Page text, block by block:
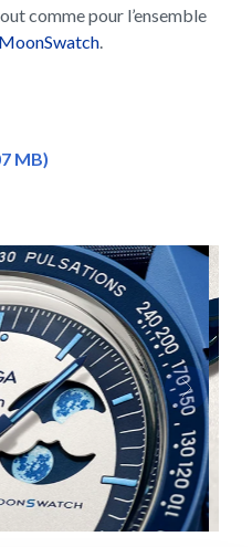
Next
comme pour l’ensemble
.
MB)